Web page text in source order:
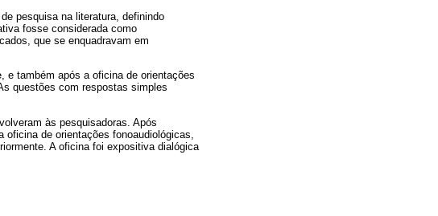
pesquisa na literatura, definindo
fosse considerada como
que se enquadravam em
e também após a oficina de orientações
questões com respostas simples
às pesquisadoras. Após
de orientações fonoaudiológicas,
A oficina foi expositiva dialógica